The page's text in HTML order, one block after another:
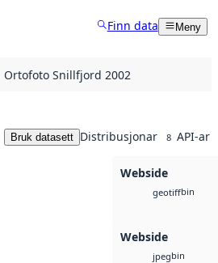
Finn data Meny
Ortofoto Snillfjord 2002
Bruk datasett Distribusjonar 8 API-ar
Webside
geotiffbin
Webside
jpegbin